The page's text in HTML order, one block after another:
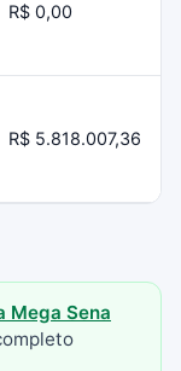
R$ 0,00
R$ 5.818.007,36
Mega Sena